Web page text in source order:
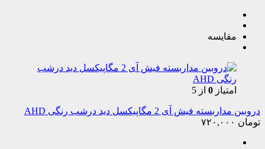
مقایسه
امتیاز 0 از 5
دروبین مداربسته فیش آی 2 مگاپیکسل دید درشب رنگی AHD
تومان